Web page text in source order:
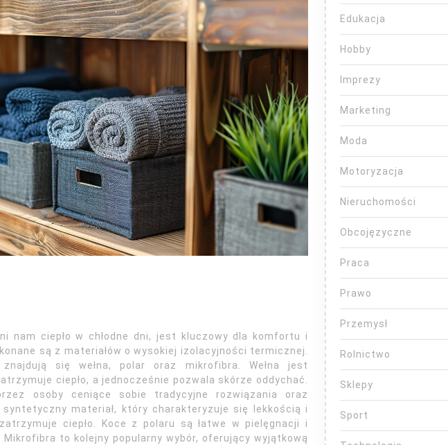
nam ciepło w chłodne dni, jest kluczowy dla komfortu i
są z materiałów o wysokiej izolacyjności termicznej.
znajdują się wełna, polar oraz mikrofibra. Wełna jest
ciepło, a jednocześnie pozwala skórze oddychać.
osoby ceniące sobie tradycyjne rozwiązania oraz
materiał, który charakteryzuje się lekkością i
ciepło. Koce z polaru są łatwe w pielęgnacji i
to kolejny popularny wybór, oferujący wyjątkową
Edukacja
Hobby
Imprezy
Marketing
Moda
Motoryzacja
Nieruchomości
Obcojęzyczne
Praca
Prawo
Przemysł
Rolnictwo
Sklepy
Sport